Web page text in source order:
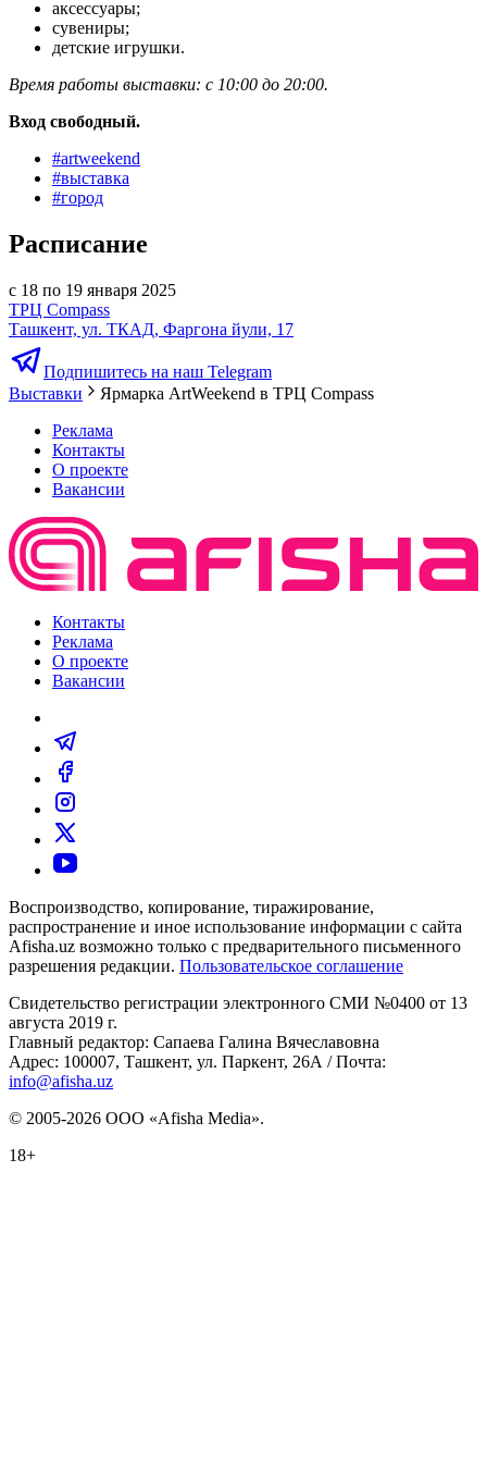
аксессуары;
сувениры;
детские игрушки.
Время работы выставки: с 10:00 до 20:00.
Вход свободный.
#artweekend
#выставка
#город
Расписание
с 18 по 19 января 2025
ТРЦ Compass
Ташкент, ул. ТКАД, Фаргона йули, 17
Подпишитесь на наш Telegram
Выставки
Ярмарка ArtWeekend в ТРЦ Compass
Реклама
Контакты
О проекте
Вакансии
Контакты
Реклама
О проекте
Вакансии
Воспроизводство, копирование, тиражирование,
распространение и иное использование информации с сайта
Afisha.uz возможно только с предварительного письменного
разрешения редакции. Пользовательское соглашение
Свидетельство регистрации электронного СМИ №0400 от 13
августа 2019 г.
Главный редактор: Сапаева Галина Вячеславовна
Адрес: 100007, Ташкент, ул. Паркент, 26А / Почта:
info@afisha.uz
© 2005-2026 ООО «Afisha Media».
18+